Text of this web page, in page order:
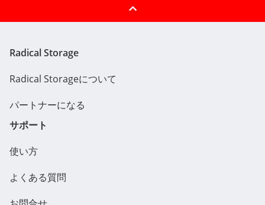
Radical Storage
Radical Storageについて
パートナーになる
サポート
使い方
よくある質問